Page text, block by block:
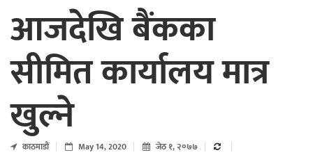
आजदेखि बैंकका
सीमित कार्यालय मात्र
खुल्ने
काठमाडाैं May 14, 2020 जेठ १, २०७७